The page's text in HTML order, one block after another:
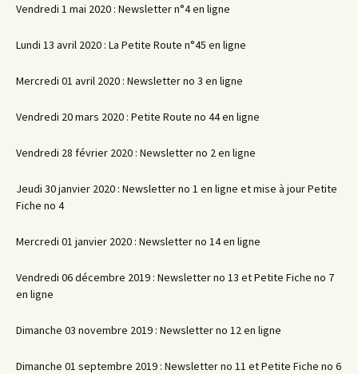
Vendredi 1 mai 2020 : Newsletter n°4 en ligne
Lundi 13 avril 2020 : La Petite Route n°45 en ligne
Mercredi 01 avril 2020 : Newsletter no 3 en ligne
Vendredi 20 mars 2020 : Petite Route no 44 en ligne
Vendredi 28 février 2020 : Newsletter no 2 en ligne
Jeudi 30 janvier 2020 : Newsletter no 1 en ligne et mise à jour Petite
Fiche no 4
Mercredi 01 janvier 2020 : Newsletter no 14 en ligne
Vendredi 06 décembre 2019 : Newsletter no 13 et Petite Fiche no 7
en ligne
Dimanche 03 novembre 2019 : Newsletter no 12 en ligne
Dimanche 01 septembre 2019 : Newsletter no 11 et Petite Fiche no 6